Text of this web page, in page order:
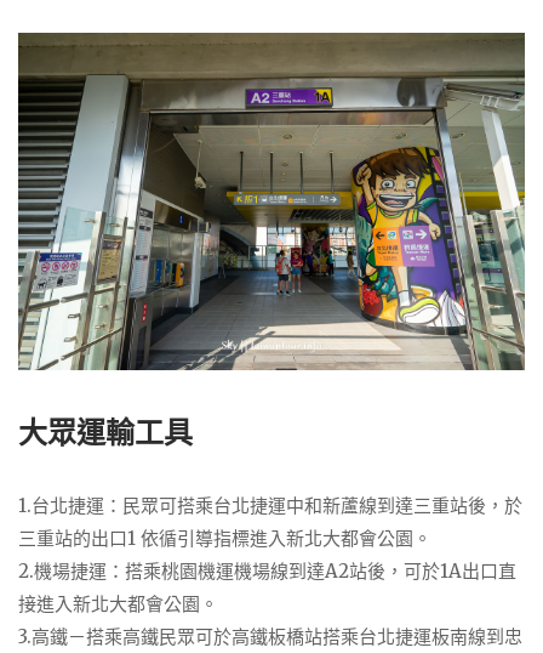
大眾運輸工具
1.台北捷運：民眾可搭乘台北捷運中和新蘆線到達三重站後，於
三重站的出口1 依循引導指標進入新北大都會公園。
2.機場捷運：搭乘桃園機運機場線到達A2站後，可於1A出口直
接進入新北大都會公園。
3.高鐵－搭乘高鐵民眾可於高鐵板橋站搭乘台北捷運板南線到忠